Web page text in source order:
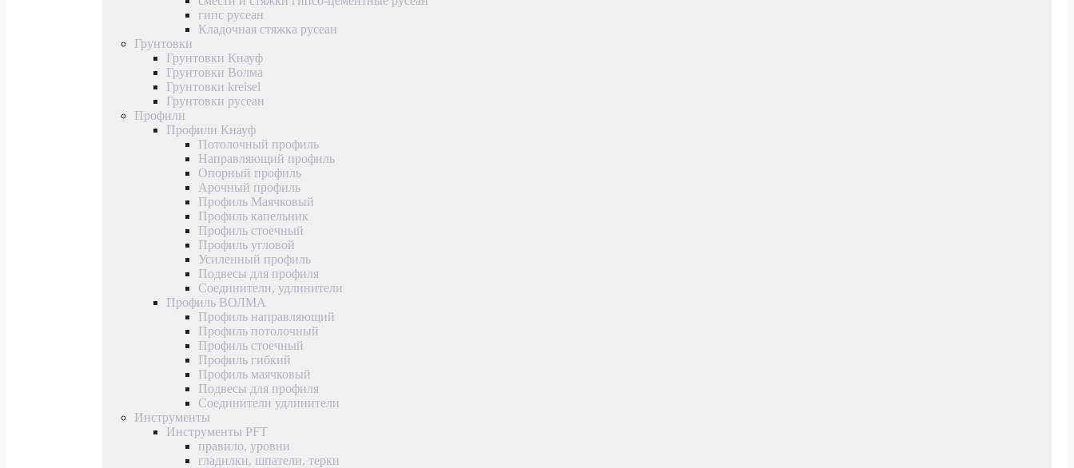
гипс русеан
Кладочная стяжка русеан
Грунтовки
Грунтовки Кнауф
Грунтовки Волма
Грунтовки kreisel
Грунтовки русеан
Профили
Профили Кнауф
Потолочный профиль
Направляющий профиль
Опорный профиль
Арочный профиль
Профиль Маячковый
Профиль капельник
Профиль стоечный
Профиль угловой
Усиленный профиль
Подвесы для профиля
Соединители, удлинители
Профиль ВОЛМА
Профиль направляющий
Профиль потолочный
Профиль стоечный
Профиль гибкий
Профиль маячковый
Подвесы для профиля
Соединители удлинители
Инструменты
Инструменты PFT
правило, уровни
гладилки, шпатели, терки